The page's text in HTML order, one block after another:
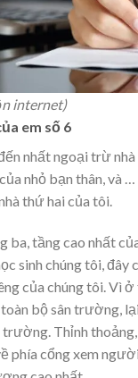
internet)
em số 6
nhất ngoại trừ nhà
nhỏ bạn thân, và
thứ hai của tôi.
ba, tầng cao nhất
sinh chúng tôi, đây
của chúng tôi. Vì ở
bộ sân trường,
trường. Thỉnh
phía cổng xem